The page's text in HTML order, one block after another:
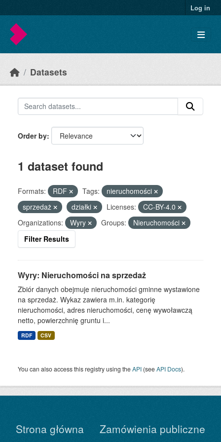
Log in
Datasets
Order by
1 dataset found
Formats: RDF Tags:
nieruchomości
sprzedaż
działki Licenses:
CC-BY-4.0
Organizations:
Wyry Groups:
Nieruchomości
Filter Results
Wyry: Nieruchomości na sprzedaż
Zbiór danych obejmuje nieruchomości gminne wystawione
na sprzedaż. Wykaz zawiera m.in. kategorię
nieruchomości, adres nieruchomości, cenę wywoławczą
netto, powierzchnię gruntu i...
RDF CSV
You can also access this registry using theAPI (seeAPI Docs).
Strona główna Zamówienia publiczne